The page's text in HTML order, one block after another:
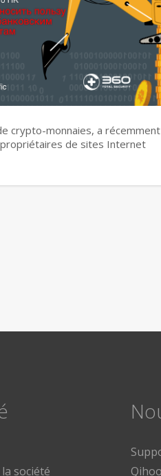
crypto-monnaies, a récemment
propriétaires de sites Internet
société